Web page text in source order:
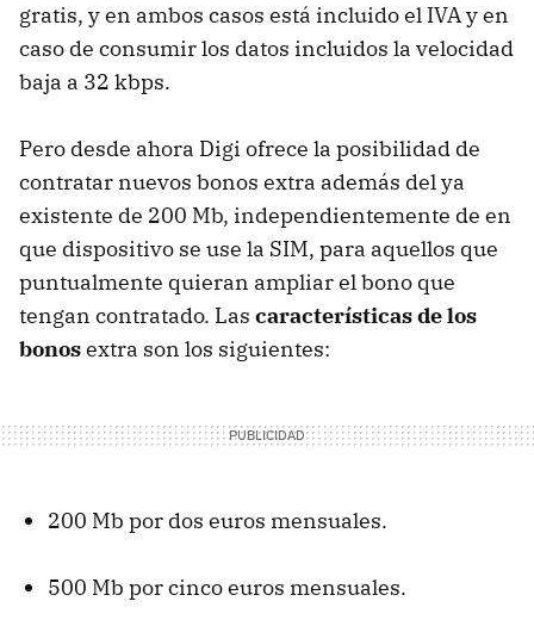
gratis, y en ambos casos está incluido el IVA y en
caso de consumir los datos incluidos la velocidad
baja a 32 kbps.
Pero desde ahora Digi ofrece la posibilidad de
contratar nuevos bonos extra además del ya
existente de 200 Mb, independientemente de en
que dispositivo se use la SIM, para aquellos que
puntualmente quieran ampliar el bono que
tengan contratado. Las características de los
bonosextra son los siguientes:
200 Mb por dos euros mensuales.
500 Mb por cinco euros mensuales.